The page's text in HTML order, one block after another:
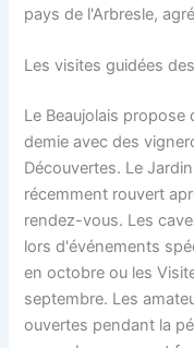
pays de l'Arbresle,
Les visites guidées
Le Beaujolais propose
demie avec des
Découvertes. Le
récemment rouvert
rendez-vous. Les
lors d'événements
en octobre ou les
septembre. Les
ouvertes pendant la